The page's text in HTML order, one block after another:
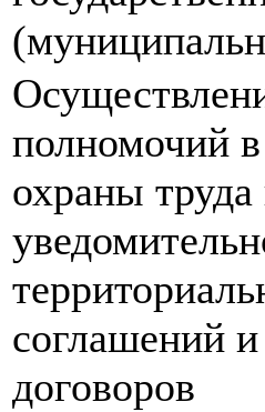
полномочий
охраны труда
соглашений
договоров